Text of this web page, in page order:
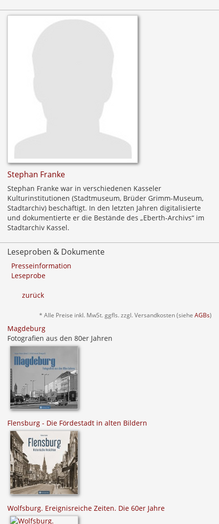
Stephan Franke
Stephan Franke war in verschiedenen Kasseler
Kulturinstitutionen (Stadtmuseum, Brüder Grimm-Museum,
Stadtarchiv) beschäftigt. In den letzten Jahren digitalisierte
und dokumentierte er die Bestände des „Eberth-Archivs“ im
Stadtarchiv Kassel.
Leseproben & Dokumente
Presseinformation
Leseprobe
zurück
* Alle Preise inkl. MwSt. ggfls. zzgl. Versandkosten (siehe AGBs)
Magdeburg
Fotografien aus den 80er Jahren
Flensburg - Die Fördestadt in alten Bildern
Wolfsburg. Ereignisreiche Zeiten. Die 60er Jahre